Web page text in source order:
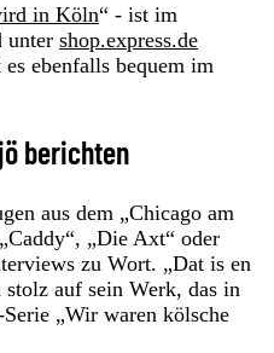
in Köln“ - ist im
unter shop.express.de
es ebenfalls bequem im
berichten
aus dem „Chicago am
„Die Axt“ oder
zu Wort. „Dat is en
auf sein Werk, das in
„Wir waren kölsche